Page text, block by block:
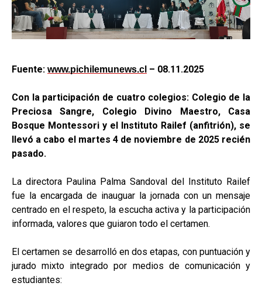
Fuente: www.pichilemunews.cl – 08.11.2025
Con la participación de cuatro colegios: Colegio de la
Preciosa Sangre, Colegio Divino Maestro, Casa
Bosque Montessori y el Instituto Railef (anfitrión), se
llevó a cabo el martes 4 de noviembre de 2025 recién
pasado.
La directora Paulina Palma Sandoval del Instituto Railef
fue la encargada de inauguar la jornada con un mensaje
centrado en el respeto, la escucha activa y la participación
informada, valores que guiaron todo el certamen.
El certamen se desarrolló en dos etapas, con puntuación y
jurado mixto integrado por medios de comunicación y
estudiantes: